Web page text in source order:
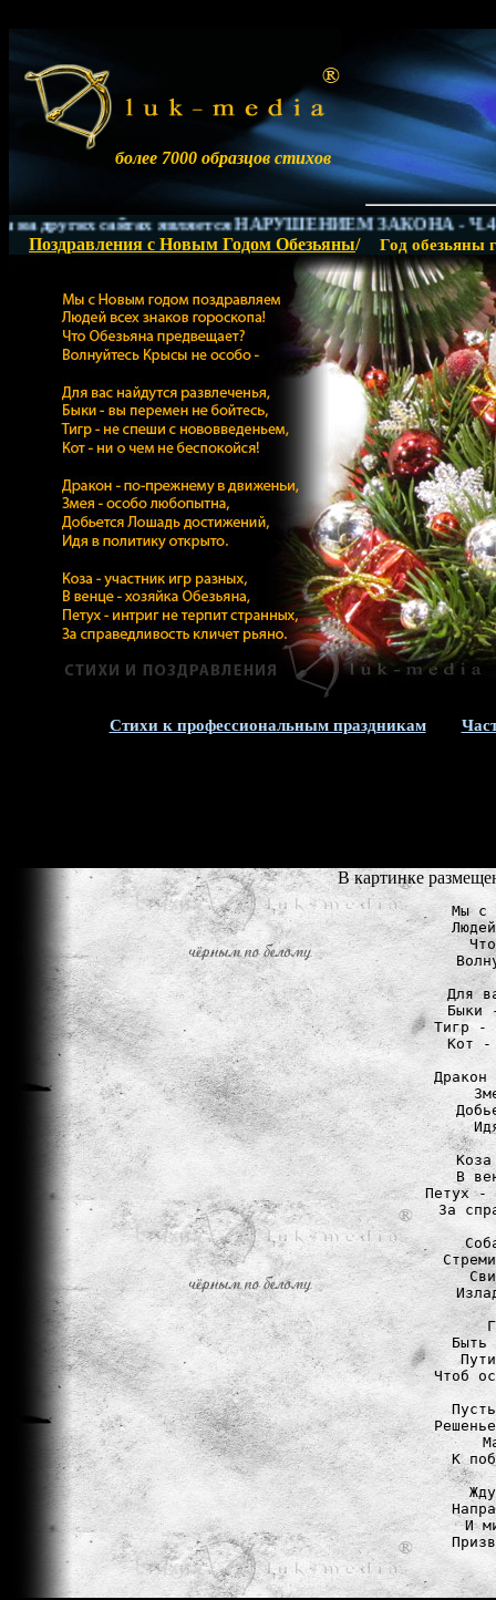
более 7000 образцов стихов
других сайтах является НАРУШЕНИЕМ ЗАКОНА - Ч.4
Поздравления с Новым Годом Обезьяны/ Год обезьяны
Стихи к профессиональным праздникам
В картинке
Мы с
Для
Быки
Тигр -
Кот -
В
Петух -
За
Быть
Чтоб
К
И